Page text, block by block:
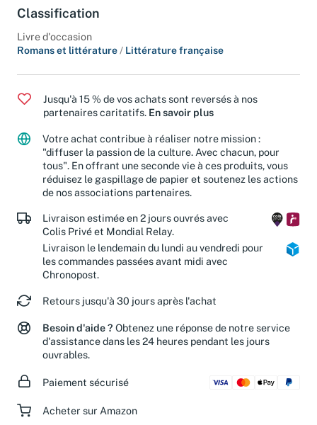
Classification
Livre d'occasion
Jusqu'à 15 % de vos achats sont reversés à nos
partenaires caritatifs.
En savoir plus
Votre achat contribue à réaliser notre mission :
"diffuser la passion de la culture. Avec chacun, pour
tous". En offrant une seconde vie à ces produits, vous
réduisez le gaspillage de papier et soutenez les actions
de nos associations partenaires.
Livraison estimée en 2 jours ouvrés avec
Colis Privé et Mondial Relay.
Livraison le lendemain du lundi au vendredi pour
les commandes passées avant midi avec
Retours jusqu'à 30 jours après l'achat
Besoin d'aide ?Obtenez une réponse de notre service
d'assistance dans les 24 heures pendant les jours